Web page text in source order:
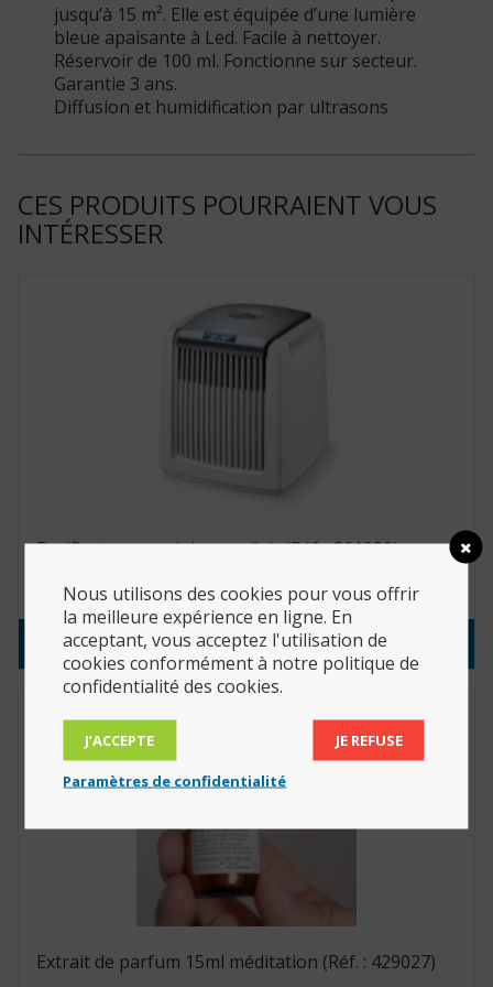
jusqu’à 15 m². Elle est équipée d’une lumière
bleue apaisante à Led. Facile à nettoyer.
Réservoir de 100 ml. Fonctionne sur secteur.
Garantie 3 ans.
Diffusion et humidification par ultrasons
CES PRODUITS POURRAIENT VOUS
INTÉRESSER
Purificateur assainisseur d’air (Réf. : 861089)
229.90€
Consulter le produit
Extrait de parfum 15ml méditation (Réf. : 429027)
Nous utilisons des cookies pour vous offrir
la meilleure expérience en ligne. En
acceptant, vous acceptez l'utilisation de
cookies conformément à notre politique de
confidentialité des cookies.
J’ACCEPTE JE REFUSE
Paramètres de confidentialité